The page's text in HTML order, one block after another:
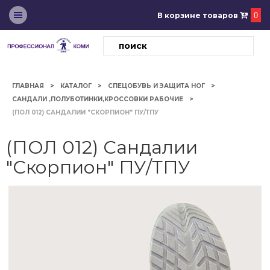
В корзине товаров 0
ГЛАВНАЯ КАТАЛОГ
СПЕЦОБУВЬ И ЗАЩИТА НОГ
САНДАЛИ ,ПОЛУБОТИНКИ,КРОССОВКИ РАБОЧИЕ
(ПОЛ 012) САНДАЛИИ "СКОРПИОН" ПУ/ТПУ
(ПОЛ 012) Сандалии
"Скорпион" ПУ/ТПУ